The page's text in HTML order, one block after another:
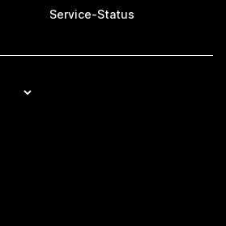
Service-Status